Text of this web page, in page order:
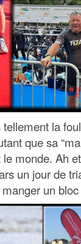
tellement la
que sa
monde. Ah
un jour de
un